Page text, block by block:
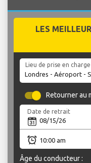
LES
Lieu de prise en charge
Retourner au
Date de retrait
Âge du conducteur :